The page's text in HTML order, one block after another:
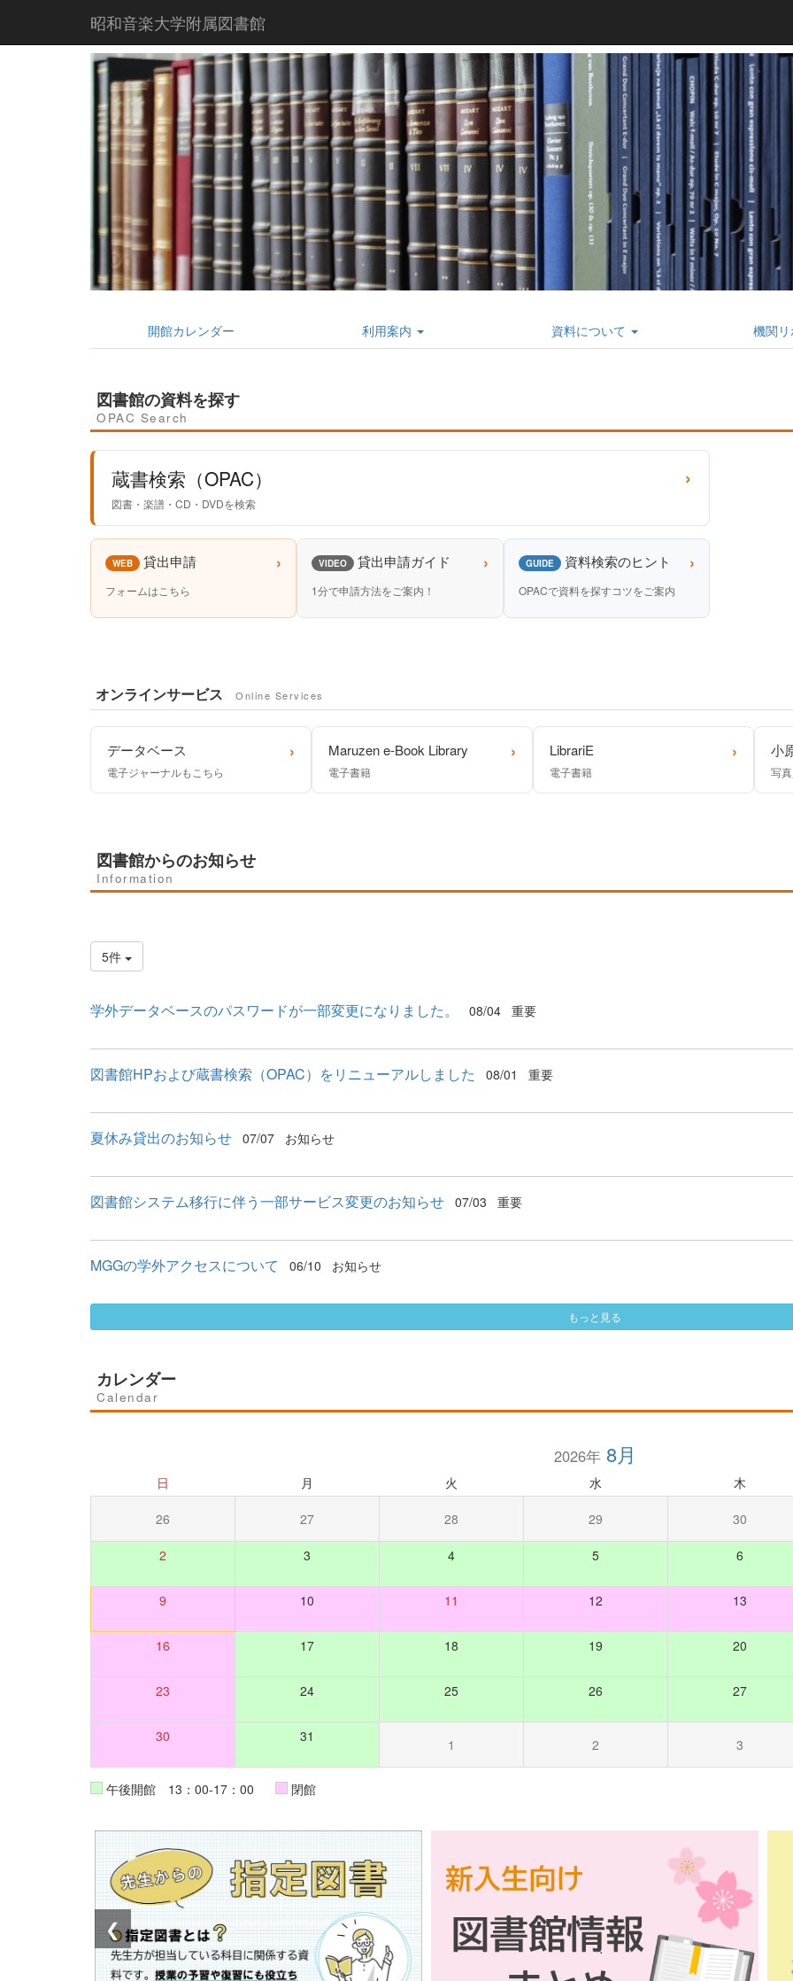
昭和音楽大学附属図書館
開館カレンダー 利用案内 資料について 機関リ
図書館の資料を探す
OPAC Search
蔵書検索（OPAC） ›
図書・楽譜・CD・DVDを検索
WEB 貸出申請 ›
フォームはこちら
VIDEO 貸出申請ガイド ›
1分で申請方法をご案内！
GUIDE 資料検索のヒント ›
OPACで資料を探すコツをご案内
オンラインサービス Online Services
データベース ›
電子ジャーナルもこちら
Maruzen e-Book Library ›
電子書籍
LibrariE ›
電子書籍
小
写
図書館からのお知らせ
Information
5件
学外データベースのパスワードが一部変更になりました。 08/04 重要
図書館HPおよび蔵書検索（OPAC）をリニューアルしました 08/01 重要
夏休み貸出のお知らせ 07/07 お知らせ
図書館システム移行に伴う一部サービス変更のお知らせ 07/03 重要
MGGの学外アクセスについて 06/10 お知らせ
もっと見る
カレンダー
Calendar
2026年8月
日 月 火 水 木
26 27 28 29 30
2 3 4 5 6
9 10 11 12 13
16 17 18 19 20
23 24 25 26 27
30 31 1 2 3
午後開館 13：00-17：00 閉館
❮